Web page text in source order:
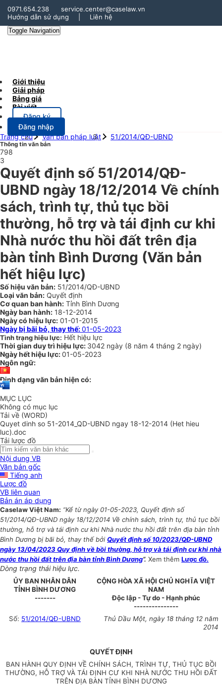
0971.654.238
service.center@caselaw.vn
Hướng dẫn sử dụng
Liên hệ
Toggle Navigation
Giới thiệu
Giải pháp
Bảng giá
Bài viết
Đăng ký
Đăng nhập
Trang chủ
Văn bản pháp luật 51/2014/QĐ-UBND
Thông tin văn bản
798
3
Quyết định số 51/2014/QĐ-
UBND ngày 18/12/2014 Về chính
sách, trình tự, thủ tục bồi
thường, hỗ trợ và tái định cư khi
Nhà nước thu hồi đất trên địa
bàn tỉnh Bình Dương (Văn bản
hết hiệu lực)
Số hiệu văn bản: 51/2014/QĐ-UBND
Loại văn bản: Quyết định
Cơ quan ban hành: Tỉnh Bình Dương
Ngày ban hành: 18-12-2014
Ngày có hiệu lực: 01-01-2015
Ngày bị bãi bỏ, thay thế:01-05-2023
Tình trạng hiệu lực: Hết hiệu lực
Thời gian duy trì hiệu lực: 3042 ngày (8 năm 4 tháng 2 ngày)
Ngày hết hiệu lực:01-05-2023
Ngôn ngữ:
Định dạng văn bản hiện có:
MỤC LỤC
Không có mục lục
Tải về (WORD)
Quyet dinh so 51-2014_QD-UBND ngay 18-12-2014 (Het hieu
luc).doc
Tải lược đồ
Nội dung VB
Văn bản gốc
Tiếng anh
Lược đồ
VB liên quan
Bản án áp dụng
Caselaw Việt Nam: “Kể từ ngày 01-05-2023, Quyết định số
51/2014/QĐ-UBND ngày 18/12/2014 Về chính sách, trình tự, thủ tục bồi
thường, hỗ trợ và tái định cư khi Nhà nước thu hồi đất trên địa bàn tỉnh
Bình Dương bị bãi bỏ, thay thế bởi Quyết định số 10/2023/QĐ-UBND
ngày 13/04/2023 Quy định về bồi thường, hỗ trợ và tái định cư khi nhà
nước thu hồi đất trên địa bàn tỉnh Bình Dương”. Xem thêm Lược đồ.
Dòng trạng thái hiệu lực.
ỦY BAN NHÂN DÂN
TỈNH BÌNH DƯƠNG
-------
CỘNG HÒA XÃ HỘI CHỦ NGHĨA VIỆT
NAM
Độc lập - Tự do - Hạnh phúc
---------------
Số: 51/2014/QĐ-UBND Thủ Dầu Một, ngày 18tháng 12năm
2014
QUYẾT ĐỊNH
BAN HÀNH QUY ĐỊNH VỀ CHÍNH SÁCH, TRÌNH TỰ, THỦ TỤC BỒI
THƯỜNG, HỖ TRỢ VÀ TÁI ĐỊNH CƯ KHI NHÀ NƯỚC THU HỒI ĐẤT
TRÊN ĐỊA BÀN TỈNH BÌNH DƯƠNG